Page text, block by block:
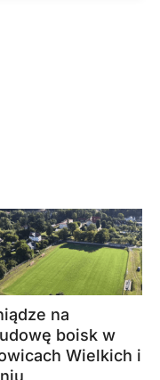
na
boisk w
Wielkich i